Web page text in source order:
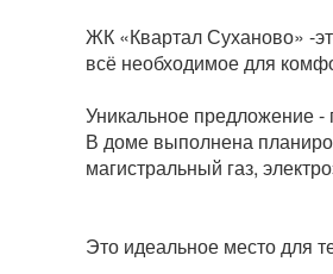
ЖК «Квартал Суханово» -
всё необходимое для
Уникальное предложение -
В доме выполнена
магистральный газ,
Это идеальное место для